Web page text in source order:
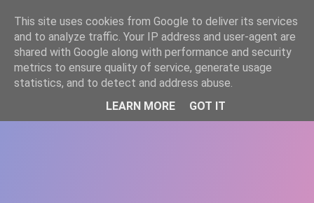
WWW.GAZISTI.RO
This site uses cookies from Google to deliver its services
and to analyze traffic. Your IP address and user-agent are
shared with Google along with performance and security
metrics to ensure quality of service, generate usage
statistics, and to detect and address abuse.
LEARN MORE
GOT IT